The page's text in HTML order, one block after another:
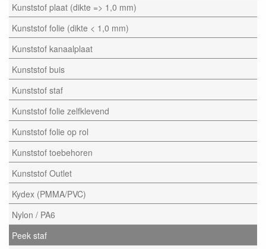
Kunststof plaat (dikte => 1,0 mm)
Kunststof folie (dikte < 1,0 mm)
Kunststof kanaalplaat
Kunststof buis
Kunststof staf
Kunststof folie zelfklevend
Kunststof folie op rol
Kunststof toebehoren
Kunststof Outlet
Kydex (PMMA/PVC)
Nylon / PA6
Peek staf